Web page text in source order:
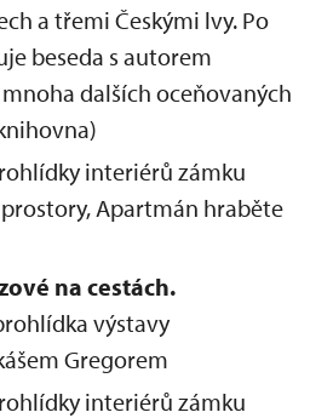
a třemi Českými lvy. Po
beseda s autorem
dalších oceňovaných
interiérů zámku
Apartmán hraběte
na cestách.
výstavy
Gregorem
interiérů zámku